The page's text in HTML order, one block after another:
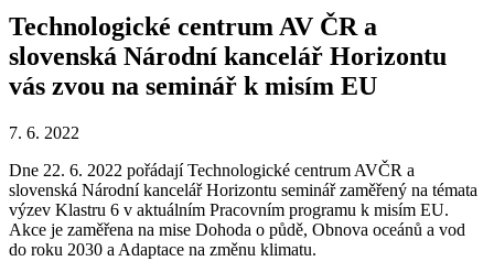
Technologické centrum AV ČR a
slovenská Národní kancelář Horizontu
vás zvou na seminář k misím EU
7. 6. 2022
Dne 22. 6. 2022 pořádají Technologické centrum AVČR a
slovenská Národní kancelář Horizontu seminář zaměřený na témata
výzev Klastru 6 v aktuálním Pracovním programu k misím EU.
Akce je zaměřena na mise Dohoda o půdě, Obnova oceánů a vod
do roku 2030 a Adaptace na změnu klimatu.